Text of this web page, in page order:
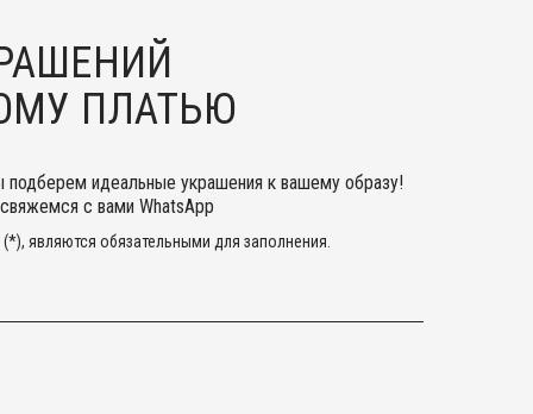
идеальные украшения к вашему образу!
с вами WhatsApp
ПЛАТЬЮ
являются обязательными для заполнения.